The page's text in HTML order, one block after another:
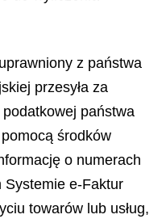
z państwa
przesyła za
państwa
środków
o numerach
Systemie e-Faktur
towarów lub usług,